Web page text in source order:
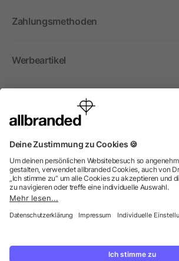
Zahlungsmethoden
Werbeartikel
International
Wir verkaufen Werbeartikel,
Vereine. Alle Preise zzgl.